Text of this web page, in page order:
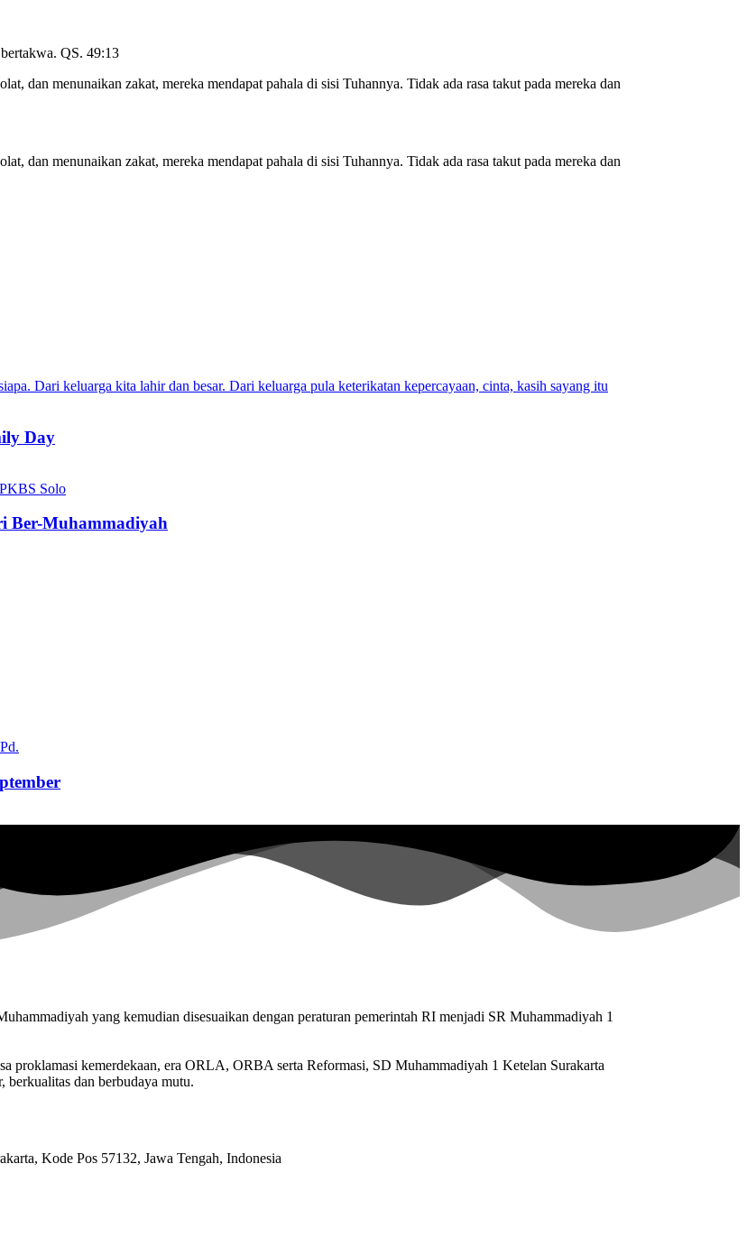
QS. 49:13
dan menunaikan zakat, mereka mendapat pahala di sisi Tuhannya. Tidak ada rasa takut pada mereka dan
dan menunaikan zakat, mereka mendapat pahala di sisi Tuhannya. Tidak ada rasa takut pada mereka dan
Day
Ber-Muhammadiyah
yang kemudian disesuaikan dengan peraturan pemerintah RI menjadi SR Muhammadiyah 1
proklamasi kemerdekaan, era ORLA, ORBA serta Reformasi, SD Muhammadiyah 1 Ketelan Surakarta
berkualitas dan berbudaya mutu.
Kode Pos 57132, Jawa Tengah, Indonesia